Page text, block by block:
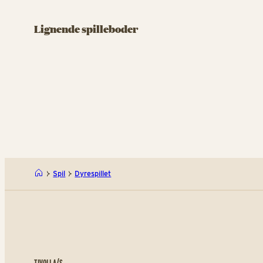
Lignende spilleboder
Samspillet
Spil Dyrespillet